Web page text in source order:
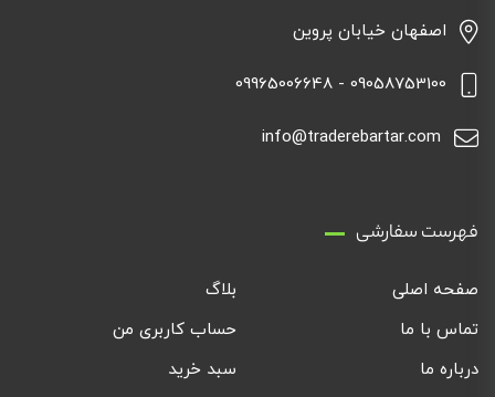
اصفهان خیابان پروین
09058753100 - 09965006648
info@traderebartar.com
فهرست سفارشی
صفحه اصلی
بلاگ
تماس با ما
حساب کاربری من
درباره ما
سبد خرید